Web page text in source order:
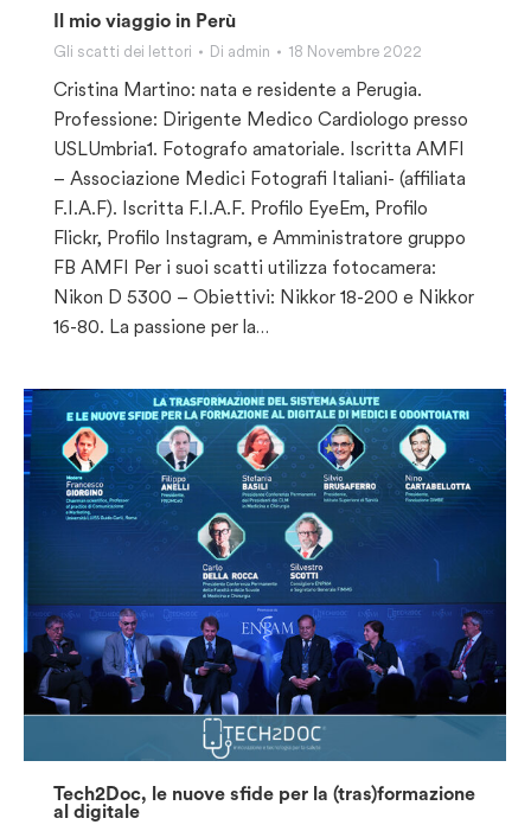
Il mio viaggio in Perù
Gli scatti dei lettori Di admin 18 Novembre 2022
Cristina Martino: nata e residente a Perugia.
Professione: Dirigente Medico Cardiologo presso
USLUmbria1. Fotografo amatoriale. Iscritta AMFI
– Associazione Medici Fotografi Italiani- (affiliata
F.I.A.F). Iscritta F.I.A.F. Profilo EyeEm, Profilo
Flickr, Profilo Instagram, e Amministratore gruppo
FB AMFI Per i suoi scatti utilizza fotocamera:
Nikon D 5300 – Obiettivi: Nikkor 18-200 e Nikkor
16-80. La passione per la…
Tech2Doc, le nuove sfide per la (tras)formazione
al digitale